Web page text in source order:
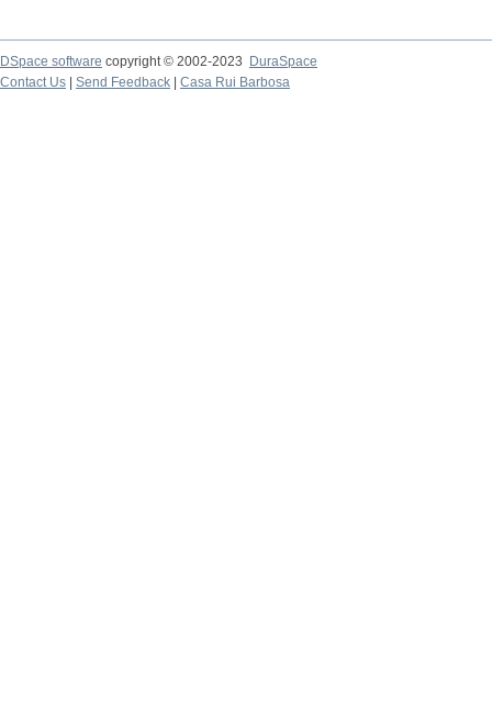
DSpace software copyright © 2002-2023
DuraSpace
Contact Us
Send Feedback Casa Rui Barbosa